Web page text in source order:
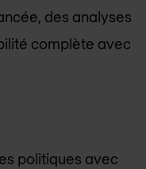
des analyses
complète avec
politiques avec